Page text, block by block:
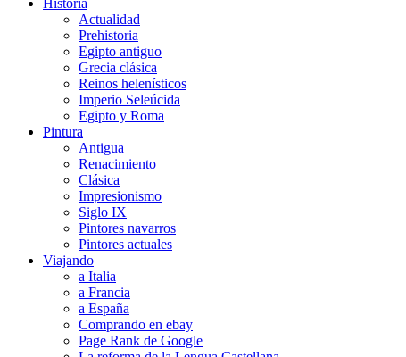
Historia
Actualidad
Prehistoria
Egipto antiguo
Grecia clásica
Reinos helenísticos
Imperio Seleúcida
Egipto y Roma
Pintura
Antigua
Renacimiento
Clásica
Impresionismo
Siglo IX
Pintores navarros
Pintores actuales
Viajando
a Italia
a Francia
a España
Comprando en ebay
Page Rank de Google